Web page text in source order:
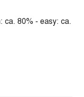
ca. 80% - easy: ca.